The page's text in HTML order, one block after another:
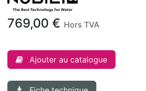
769,00 € Hors TVA
Ajouter au catalogue